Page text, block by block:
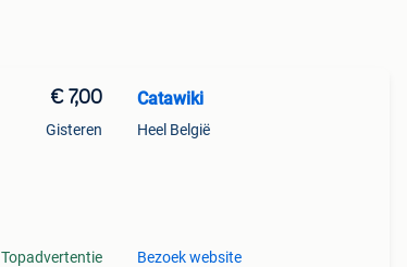
€ 7,00
Gisteren
Topadvertentie
Catawiki
Heel België
Bezoek website